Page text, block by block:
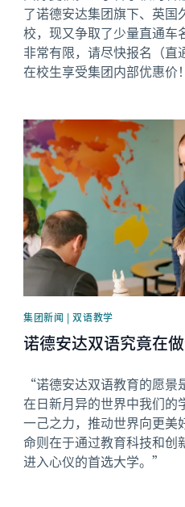
了诺德安达集团旗下、英
校，现又争取了少量直通车
非常有限，请尽快报名（
在校生享受集团内部优惠价
News image
集团新闻 | 双语教学
诺德安达双语究竟在
“诺德安达双语教育的愿景
在日新月异的世界中我们的
一己之力，推动世界向更
命则在于通过教育科技和创
进入心仪的首选大学。”